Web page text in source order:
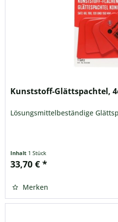
Kunststoff-Glättspachtel,
Lösungsmittelbeständige
Inhalt 1 Stück
33,70 € *
Merken